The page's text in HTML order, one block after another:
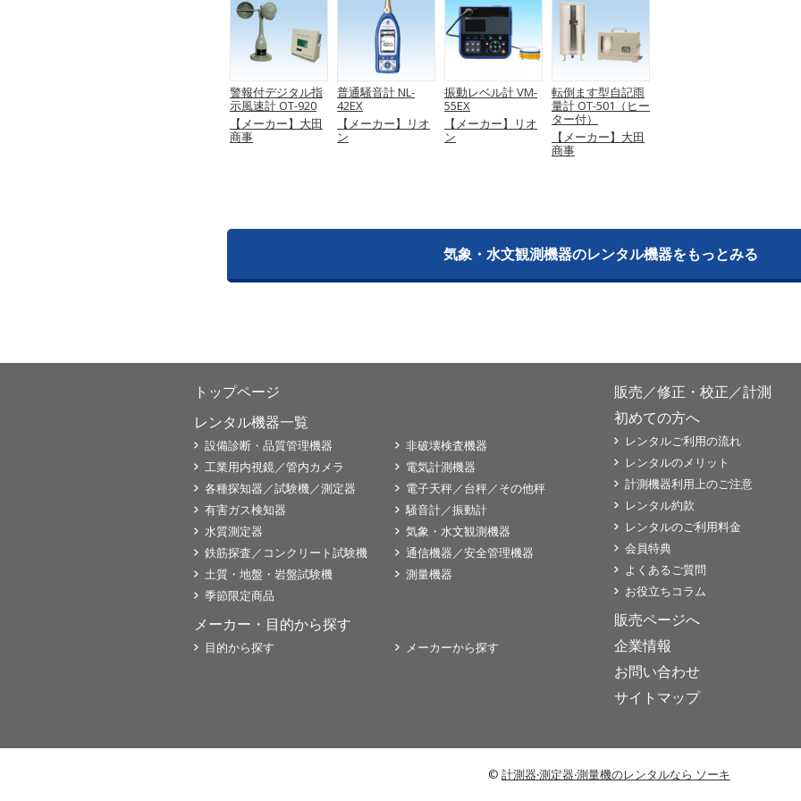
警報付デジタル指
示風速計 OT-920
【メーカー】大田
商事
普通騒音計 NL-
42EX
【メーカー】リオ
ン
振動レベル計 VM-
55EX
【メーカー】リオ
ン
転倒ます型自記雨
量計 OT-501（ヒー
ター付）
【メーカー】大田
商事
気象・水文観測機器のレンタル機器をもっとみる
トップページ
レンタル機器一覧
設備診断・品質管理機器
非破壊検査機器
工業用内視鏡／管内カメラ
電気計測機器
各種探知器／試験機／測定器
電子天秤／台秤／その他秤
有害ガス検知器
騒音計／振動計
水質測定器
気象・水文観測機器
鉄筋探査／コンクリート試験機
通信機器／安全管理機器
土質・地盤・岩盤試験機
測量機器
季節限定商品
メーカー・目的から探す
目的から探す メーカーから探す
販売／修正・校正／計測
初めての方へ
レンタルご利用の流れ
レンタルのメリット
計測機器利用上のご注意
レンタル約款
レンタルのご利用料金
会員特典
よくあるご質問
お役立ちコラム
販売ページへ
企業情報
お問い合わせ
サイトマップ
© 計測器‧測定器‧測量機のレンタルなら ソーキ